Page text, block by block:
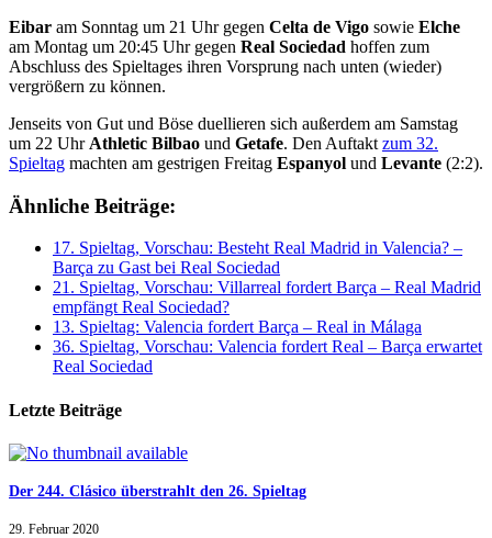
Eibar am Sonntag um 21 Uhr gegen Celta de Vigo sowie Elche
am Montag um 20:45 Uhr gegen Real Sociedad hoffen zum
Abschluss des Spieltages ihren Vorsprung nach unten (wieder)
vergrößern zu können.
Jenseits von Gut und Böse duellieren sich außerdem am Samstag
um 22 Uhr Athletic Bilbao und Getafe. Den Auftakt zum 32.
Spieltag machten am gestrigen Freitag Espanyol und Levante (2:2).
Ähnliche Beiträge:
17. Spieltag, Vorschau: Besteht Real Madrid in Valencia? –
Barça zu Gast bei Real Sociedad
21. Spieltag, Vorschau: Villarreal fordert Barça – Real Madrid
empfängt Real Sociedad?
13. Spieltag: Valencia fordert Barça – Real in Málaga
36. Spieltag, Vorschau: Valencia fordert Real – Barça erwartet
Real Sociedad
Letzte Beiträge
Der 244. Clásico überstrahlt den 26. Spieltag
29. Februar 2020